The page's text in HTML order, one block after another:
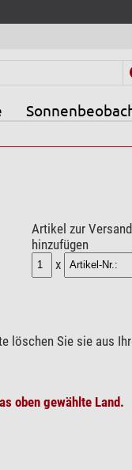
Artikel zur
hinzufügen
x
löschen Sie sie aus
oben gewählte Land.